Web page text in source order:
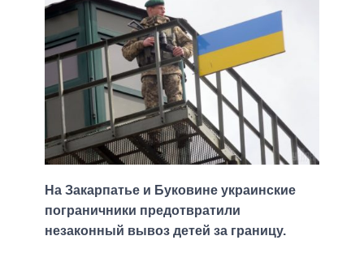
На Закарпатье и Буковине украинские
пограничники предотвратили
незаконный вывоз детей за границу.